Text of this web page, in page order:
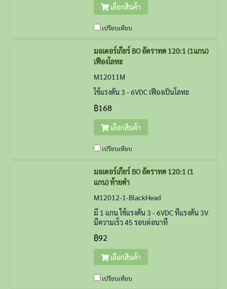
เลือกสินค้า
เปรียบเทียบ
มอเตอร์เกียร์ BO อัตราทด 120:1 (1แกน)
เฟืองโลหะ
M12011M
ใช้แรงดัน 3 - 6VDC เฟืองเป็นโลหะ
฿168
เลือกสินค้า
เปรียบเทียบ
มอเตอร์เกียร์ BO อัตราทด 120:1 (1
แกน) ท้ายดำ
M12012-1-BlackHead
มี 1 แกน ใช้แรงดัน 3 - 6VDC ที่แรงดัน 3V
มีความเร็ว 45 รอบต่อนาที
฿92
เลือกสินค้า
เปรียบเทียบ